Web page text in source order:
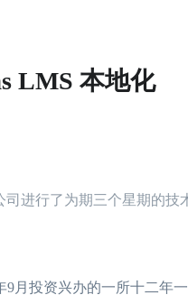
LMS 本地化
司进行了为期三个星期的技
月投资兴办的一所十二年